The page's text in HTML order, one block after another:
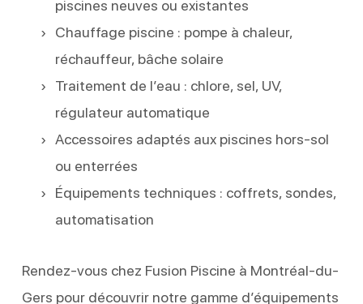
piscines neuves ou existantes
Chauffage piscine : pompe à chaleur,
réchauffeur, bâche solaire
Traitement de l’eau : chlore, sel, UV,
régulateur automatique
Accessoires adaptés aux piscines hors-sol
ou enterrées
Équipements techniques : coffrets, sondes,
automatisation
Rendez-vous chez Fusion Piscine à Montréal-du-
Gers pour découvrir notre gamme d’équipements